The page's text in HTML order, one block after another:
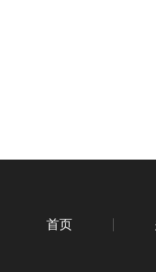
首页